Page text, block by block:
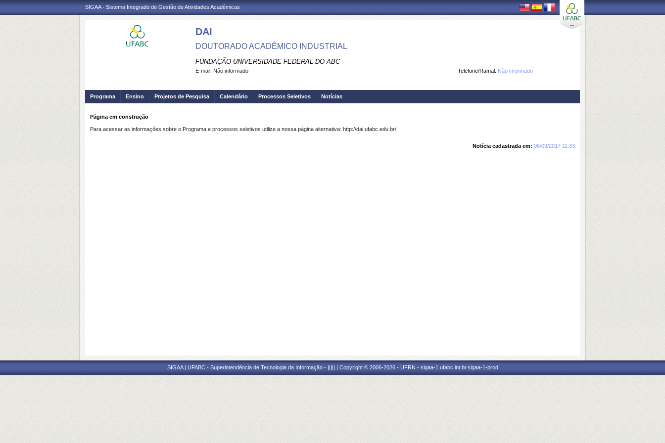
SIGAA - Sistema Integrado de Gestão de Atividades Acadêmicas
DAI
DOUTORADO ACADÊMICO INDUSTRIAL
FUNDAÇÃO UNIVERSIDADE FEDERAL DO ABC
Telefone/Ramal: Não informado
E-mail: Não informado
Programa Ensino Projetos de Pesquisa Calendário Processos Seletivos Notícias
Página em construção
Para acessar as informações sobre o Programa e processos seletivos utilize a nossa página alternativa: http://dai.ufabc.edu.br/
Notícia cadastrada em: 06/09/2017 11:33
SIGAA | UFABC - Superintendência de Tecnologia da Informação - ||||| | Copyright © 2006-2026 - UFRN - sigaa-1.ufabc.int.br.sigaa-1-prod